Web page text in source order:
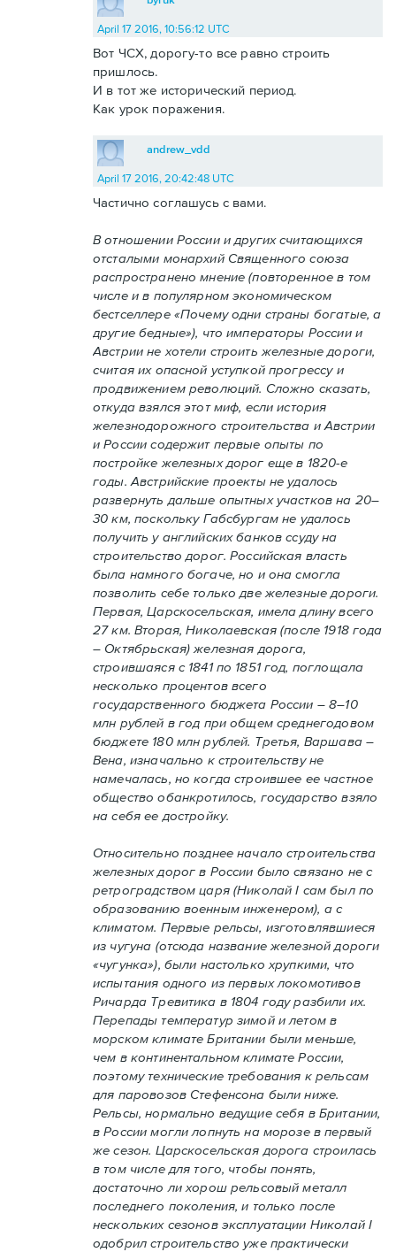
April 17 2016, 10:56:12 UTC
Вот ЧСХ, дорогу-то все равно строить
пришлось.
И в тот же исторический период.
Как урок поражения.
andrew_vdd
April 17 2016, 20:42:48 UTC
Частично соглашусь с вами.
В отношении России и других считающихся
отсталыми монархий Священного союза
распространено мнение (повторенное в том
числе и в популярном экономическом
бестселлере «Почему одни страны богатые, а
другие бедные»), что императоры России и
Австрии не хотели строить железные дороги,
считая их опасной уступкой прогрессу и
продвижением революций. Сложно сказать,
откуда взялся этот миф, если история
железнодорожного строительства и Австрии
и России содержит первые опыты по
постройке железных дорог еще в 1820-е
годы. Австрийские проекты не удалось
развернуть дальше опытных участков на 20–
30 км, поскольку Габсбургам не удалось
получить у английских банков ссуду на
строительство дорог. Российская власть
была намного богаче, но и она смогла
позволить себе только две железные дороги.
Первая, Царскосельская, имела длину всего
27 км. Вторая, Николаевская (после 1918 года
– Октябрьская) железная дорога,
строившаяся с 1841 по 1851 год, поглощала
несколько процентов всего
государственного бюджета России – 8–10
млн рублей в год при общем среднегодовом
бюджете 180 млн рублей. Третья, Варшава –
Вена, изначально к строительству не
намечалась, но когда строившее ее частное
общество обанкротилось, государство взяло
на себя ее достройку.
Относительно позднее начало строительства
железных дорог в России было связано не с
ретроградством царя (Николай I сам был по
образованию военным инженером), а с
климатом. Первые рельсы, изготовлявшиеся
из чугуна (отсюда название железной дороги
«чугунка»), были настолько хрупкими, что
испытания одного из первых локомотивов
Ричарда Тревитика в 1804 году разбили их.
Перепады температур зимой и летом в
морском климате Британии были меньше,
чем в континентальном климате России,
поэтому технические требования к рельсам
для паровозов Стефенсона были ниже.
Рельсы, нормально ведущие себя в Британии,
в России могли лопнуть на морозе в первый
же сезон. Царскосельская дорога строилась
в том числе для того, чтобы понять,
достаточно ли хорош рельсовый металл
последнего поколения, и только после
нескольких сезонов эксплуатации Николай I
одобрил строительство уже практически